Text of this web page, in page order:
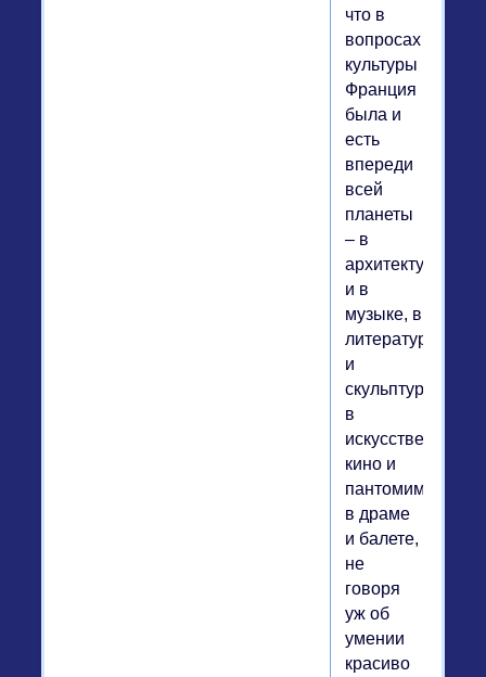
что в
вопросах
культуры
Франция
была и
есть
впереди
всей
планеты
– в
архитектуре
и в
музыке, в
литературе
и
скульптуре,
в
искусстве
кино и
пантомимы,
в драме
и балете,
не
говоря
уж об
умении
красиво